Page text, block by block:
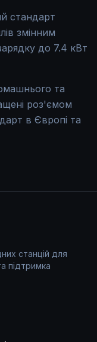
стандарт
змінним
до 7.4 кВт
та
роз'ємом
в Європі та
станцій для
підтримка